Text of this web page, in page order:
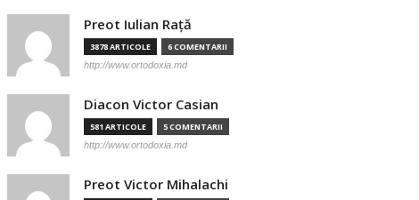
Preot Iulian Raţă
3878 ARTICOLE 6 COMENTARII
http://www.ortodoxia.md
Diacon Victor Casian
581 ARTICOLE 5 COMENTARII
http://www.ortodoxia.md
Preot Victor Mihalachi